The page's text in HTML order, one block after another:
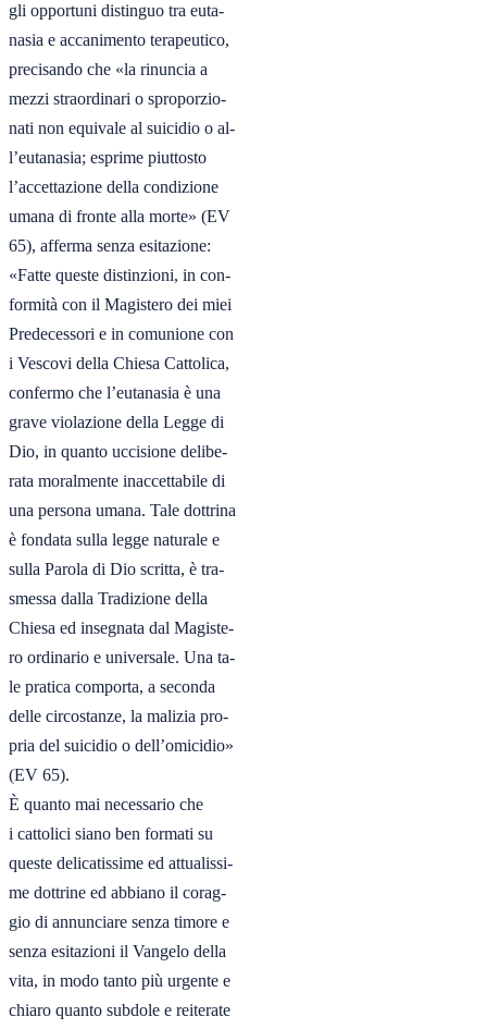
gli opportuni distinguo tra euta-
nasia e accanimento terapeutico,
precisando che «la rinuncia a
mezzi straordinari o sproporzio-
nati non equivale al suicidio o al-
l’eutanasia; esprime piuttosto
l’accettazione della condizione
umana di fronte alla morte» (EV
65), afferma senza esitazione:
«Fatte queste distinzioni, in con-
formità con il Magistero dei miei
Predecessori e in comunione con
i Vescovi della Chiesa Cattolica,
confermo che l’eutanasia è una
grave violazione della Legge di
Dio, in quanto uccisione delibe-
rata moralmente inaccettabile di
una persona umana. Tale dottrina
è fondata sulla legge naturale e
sulla Parola di Dio scritta, è tra-
smessa dalla Tradizione della
Chiesa ed insegnata dal Magiste-
ro ordinario e universale. Una ta-
le pratica comporta, a seconda
delle circostanze, la malizia pro-
pria del suicidio o dell’omicidio»
(EV 65).
È quanto mai necessario che
i cattolici siano ben formati su
queste delicatissime ed attualissi-
me dottrine ed abbiano il corag-
gio di annunciare senza timore e
senza esitazioni il Vangelo della
vita, in modo tanto più urgente e
chiaro quanto subdole e reiterate